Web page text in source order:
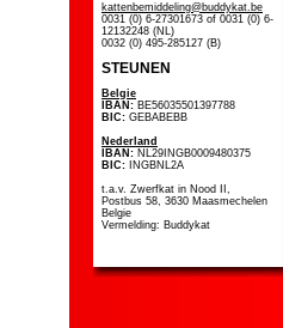
kattenbemiddeling@buddykat.be
0031 (0) 6-27301673 of 0031 (0) 6-
12132248 (NL)
0032 (0) 495-285127 (B)
STEUNEN
Belgie
IBAN: BE56035501397788
BIC: GEBABEBB
Nederland
IBAN: NL29INGB0009480375
BIC:
INGBNL2A
t.a.v. Zwerfkat in Nood II,
Postbus 58, 3630 Maasmechelen
Belgie
Vermelding: Buddykat